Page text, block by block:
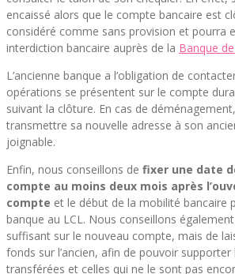
encaissé alors que le compte bancaire est
considéré comme sans provision et pourra
interdiction bancaire auprès de la Banque
L’ancienne banque a l’obligation de
opérations se présentent sur le compte
suivant la clôture. En cas de
transmettre sa nouvelle adresse à son
joignable.
Enfin, nous conseillons de fixer une date
compte au moins deux mois après
compte et le début de la mobilité bancaire
banque au LCL. Nous conseillons
suffisant sur le nouveau compte, mais de
fonds sur l’ancien, afin de pouvoir
transférées et celles qui ne le sont pas